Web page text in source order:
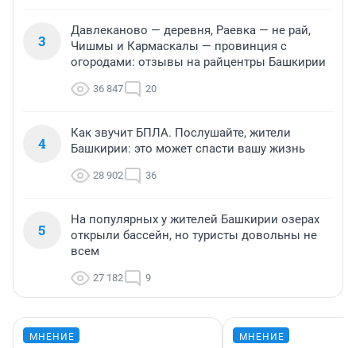
3
Давлеканово — деревня, Раевка — не рай,
Чишмы и Кармаскалы — провинция с
огородами: отзывы на райцентры Башкирии
36 847 20
4
Как звучит БПЛА. Послушайте, жители
Башкирии: это может спасти вашу жизнь
28 902 36
5
На популярных у жителей Башкирии озерах
открыли бассейн, но туристы довольны не
всем
27 182 9
МНЕНИЕ МНЕНИЕ